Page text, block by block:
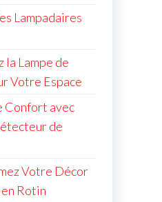
Lampadaires
la Lampe de
Votre Espace
Confort avec
de
Votre Décor
Rotin